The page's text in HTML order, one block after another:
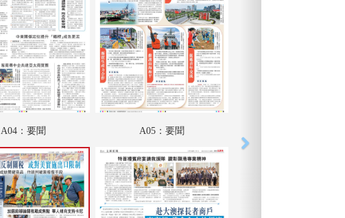
A04：要聞 A05：要聞